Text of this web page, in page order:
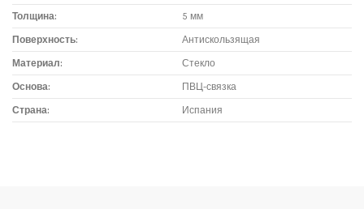
Толщина: 5 мм
Поверхность: Антискользящая
Материал: Стекло
Основа: ПВЦ-связка
Страна: Испания